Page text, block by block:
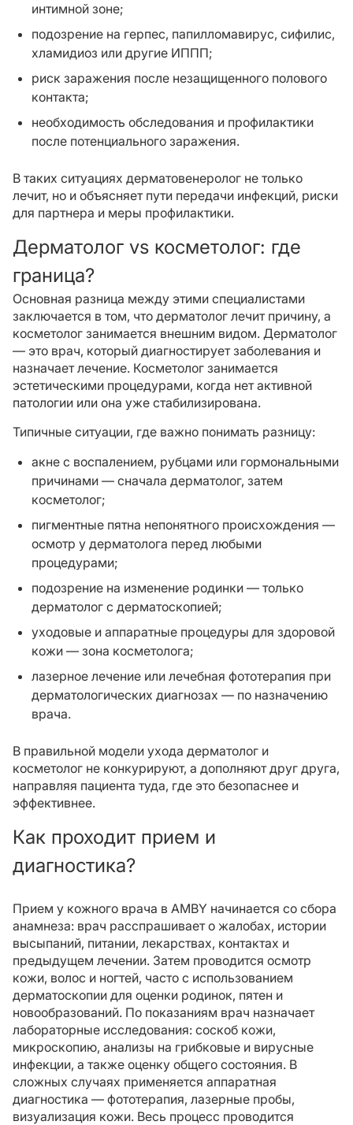
интимной зоне;
подозрение на герпес, папилломавирус, сифилис,
хламидиоз или другие ИППП;
риск заражения после незащищенного полового
контакта;
необходимость обследования и профилактики
после потенциального заражения.
В таких ситуациях дерматовенеролог не только
лечит, но и объясняет пути передачи инфекций, риски
для партнера и меры профилактики.
Дерматолог vs косметолог: где
граница?
Основная разница между этими специалистами
заключается в том, что дерматолог лечит причину, а
косметолог занимается внешним видом. Дерматолог
— это врач, который диагностирует заболевания и
назначает лечение. Косметолог занимается
эстетическими процедурами, когда нет активной
патологии или она уже стабилизирована.
Типичные ситуации, где важно понимать разницу:
акне с воспалением, рубцами или гормональными
причинами — сначала дерматолог, затем
косметолог;
пигментные пятна непонятного происхождения —
осмотр у дерматолога перед любыми
процедурами;
подозрение на изменение родинки — только
дерматолог с дерматоскопией;
уходовые и аппаратные процедуры для здоровой
кожи — зона косметолога;
лазерное лечение или лечебная фототерапия при
дерматологических диагнозах — по назначению
врача.
В правильной модели ухода дерматолог и
косметолог не конкурируют, а дополняют друг друга,
направляя пациента туда, где это безопаснее и
эффективнее.
Как проходит прием и
диагностика?
Прием у кожного врача в AMBY начинается со сбора
анамнеза: врач расспрашивает о жалобах, истории
высыпаний, питании, лекарствах, контактах и
предыдущем лечении. Затем проводится осмотр
кожи, волос и ногтей, часто с использованием
дерматоскопии для оценки родинок, пятен и
новообразований. По показаниям врач назначает
лабораторные исследования: соскоб кожи,
микроскопию, анализы на грибковые и вирусные
инфекции, а также оценку общего состояния. В
сложных случаях применяется аппаратная
диагностика — фототерапия, лазерные пробы,
визуализация кожи. Весь процесс проводится